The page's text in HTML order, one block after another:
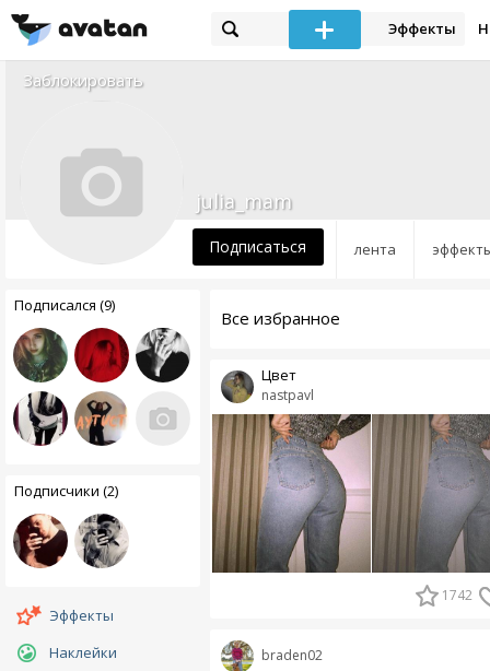
Эффекты
Заблокировать
лента
julia_mam
Подписаться
Подписался (9)
Подписчики (2)
Эффекты
Наклейки
Все избранное
nastpavl
Цвет
1742
braden02